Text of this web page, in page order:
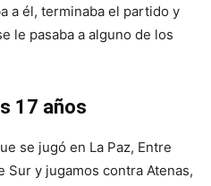
a él, terminaba el partido y
le pasaba a alguno de los
17 años
se jugó en La Paz, Entre
Sur y jugamos contra Atenas,